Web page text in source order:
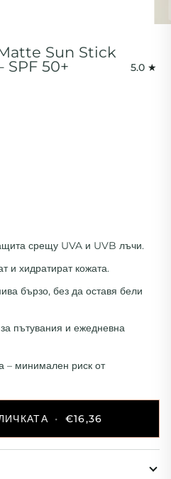
Sun Stick
SPF 50+
5.0
срещу UVA и UVB лъчи.
и хидратират кожата.
бързо, без да оставя бели
пътувания и ежедневна
– минимален риск от
• €16,36